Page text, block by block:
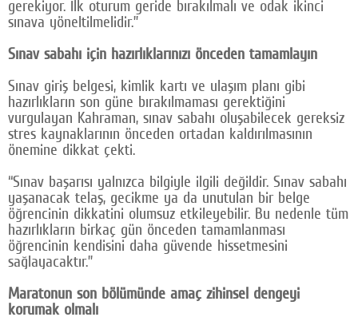
gerekiyor. İlk oturum geride bırakılmalı ve odak ikinci
sınava yöneltilmelidir.”
Sınav sabahı için hazırlıklarınızı önceden tamamlayın
Sınav giriş belgesi, kimlik kartı ve ulaşım planı gibi
hazırlıkların son güne bırakılmaması gerektiğini
vurgulayan Kahraman, sınav sabahı oluşabilecek gereksiz
stres kaynaklarının önceden ortadan kaldırılmasının
önemine dikkat çekti.
“Sınav başarısı yalnızca bilgiyle ilgili değildir. Sınav sabahı
yaşanacak telaş, gecikme ya da unutulan bir belge
öğrencinin dikkatini olumsuz etkileyebilir. Bu nedenle tüm
hazırlıkların birkaç gün önceden tamamlanması
öğrencinin kendisini daha güvende hissetmesini
sağlayacaktır.”
Maratonun son bölümünde amaç zihinsel dengeyi
korumak olmalı